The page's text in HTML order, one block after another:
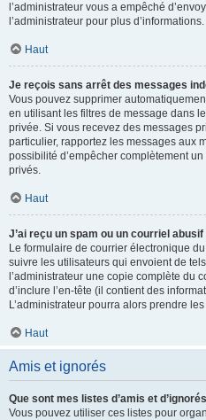
l’administrateur vous a empêché
l’administrateur pour plus d’informations.
Haut
Je reçois sans arrêt des messages
Vous pouvez supprimer
en utilisant les filtres de message dans
privée. Si vous recevez des messages
particulier, rapportez les messages aux
possibilité d’empêcher complètement
privés.
Haut
J’ai reçu un spam ou un courriel
Le formulaire de courrier électronique
suivre les utilisateurs qui envoient de
l’administrateur une copie complète du
d’inclure l’en-tête (il contient des
L’administrateur pourra alors prendre
Haut
Amis et ignorés
Que sont mes listes d’amis et
Vous pouvez utiliser ces listes pour